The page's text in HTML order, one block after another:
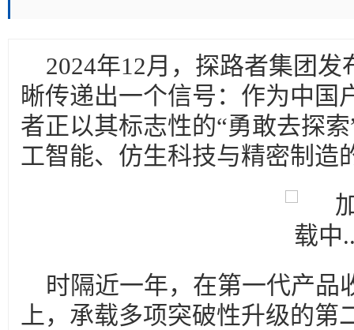
2024年12月，探路者集团
晰传递出一个信号：作为中国
者正以其标志性的“勇敢去探
工智能、仿生科技与精密制造
时隔近一年，在第一代产品
上，承载多项突破性升级的第